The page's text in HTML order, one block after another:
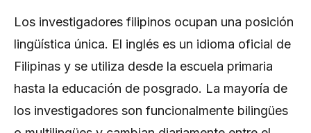
Los investigadores filipinos ocupan una posición
lingüística única. El inglés es un idioma oficial de
Filipinas y se utiliza desde la escuela primaria
hasta la educación de posgrado. La mayoría de
los investigadores son funcionalmente bilingües